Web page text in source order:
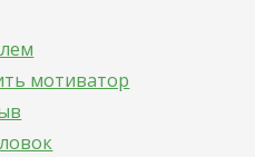
мотиватор